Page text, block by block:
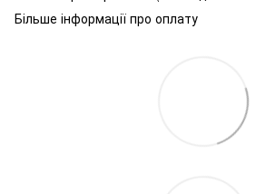
Більше інформації про оплату